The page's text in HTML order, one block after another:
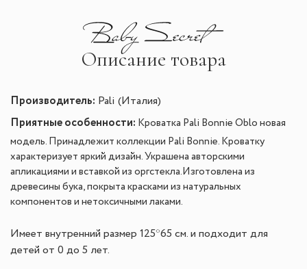
Описание товара
Производитель: Pali (Италия)
Приятные особенности: Кроватка Pali Bonnie Oblo новая
модель. Принадлежит коллекции Pali Bonnie. Кроватку
характеризует яркий дизайн. Украшена авторскими
апликациями и вставкой из оргстекла.Изготовлена из
древесины бука, покрыта красками из натуральных
компонентов и нетоксичными лаками.
Имеет внутренний размер 125*65 см. и подходит для
детей от 0 до 5 лет.